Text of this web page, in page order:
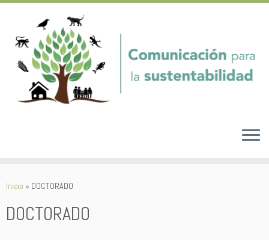
Inicio » DOCTORADO
DOCTORADO